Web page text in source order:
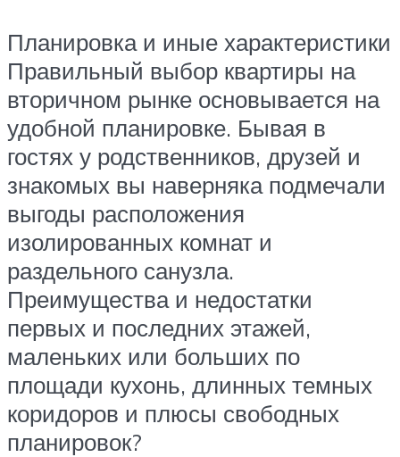
Планировка и иные характеристики
Правильный выбор квартиры на
вторичном рынке основывается на
удобной планировке. Бывая в
гостях у родственников, друзей и
знакомых вы наверняка подмечали
выгоды расположения
изолированных комнат и
раздельного санузла.
Преимущества и недостатки
первых и последних этажей,
маленьких или больших по
площади кухонь, длинных темных
коридоров и плюсы свободных
планировок?